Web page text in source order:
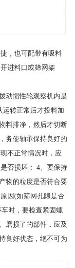
，也可配带有吸料
进料口或筛网架
动惯性轮观察机内是
运转正常后才投料加
料排净，然后才切断
务使轴承保持良好的
不正常情况时，应
否损坏； 4、要保持
物的粒度是否符合要
因(如筛网孔隙是否
时，要检查紧固螺
磨损了的部件，应及
良好状态，绝不可为